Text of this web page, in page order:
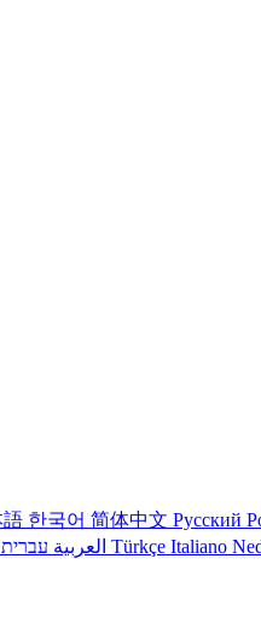
語 한국어 简体中文 Русский
العربية Türkçe Italiano